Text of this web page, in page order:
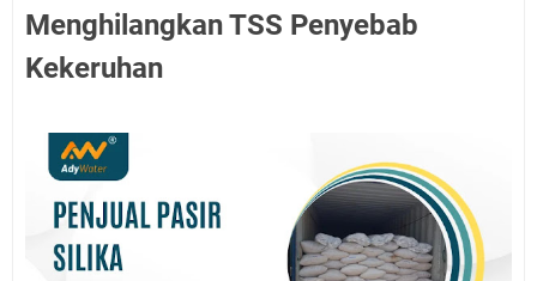
Menghilangkan TSS Penyebab
Kekeruhan